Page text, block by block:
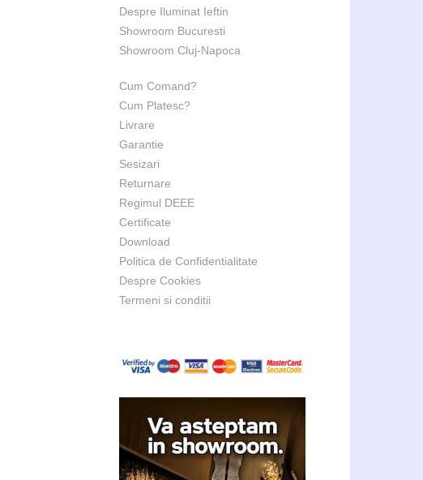
Despre Iluminat Ieftin
Showroom Bucuresti
Showroom Cluj-Napoca
Cum Comand?
Cum Platesc?
Livrare
Garantie
Sesizari
Returnare
Regimul DEEE
Certificate
Download
Politica de Confidentialitate
Despre Cookies
Termeni si conditii